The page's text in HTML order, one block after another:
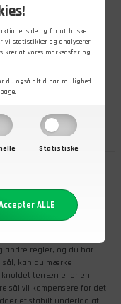
side og for at huske
vi statistikker og analyserer
at vores markedsføring
du også altid har mulighed
Statistiske
og bøjelig sål, der følger
kan mærke, du har
andre regler, og du har
sål, kan du mærke
knoldet terræn eller en
sål vil kompensere for det
et stabilt underlag at